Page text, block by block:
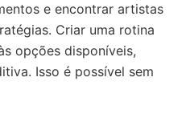
e encontrar artistas
Criar uma rotina
opções disponíveis,
Isso é possível sem